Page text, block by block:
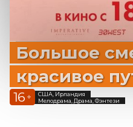
Большое
красивое
16 +
США, Ирландия
Мелодрама, Драма, Фэнтези